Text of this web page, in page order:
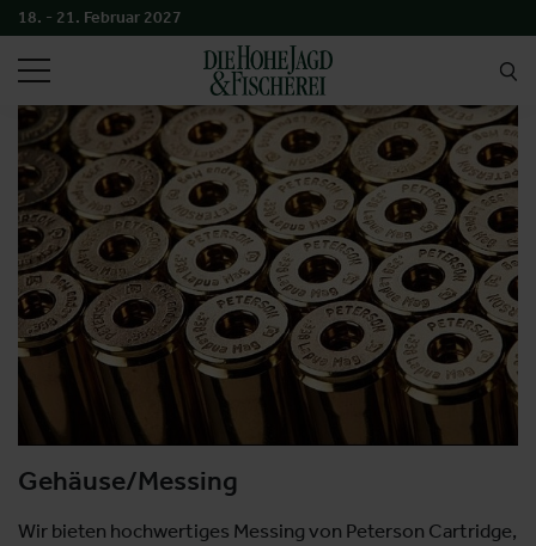
18. - 21. Februar 2027
SUCHEN
Gehäuse/Messing
Wir bieten hochwertiges Messing von Peterson Cartridge,